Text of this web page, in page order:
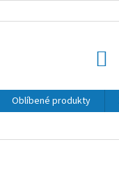
Oblíbené produkty